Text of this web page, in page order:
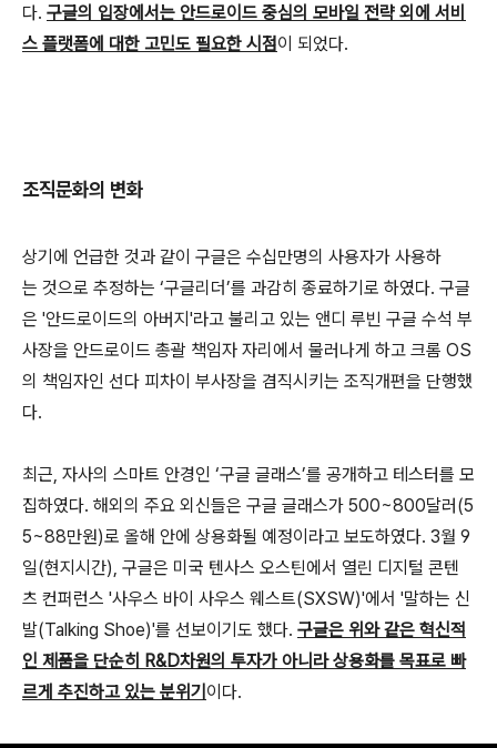
다. 구글의 입장에서는 안드로이드 중심의 모바일 전략 외에 서비
스 플랫폼에 대한 고민도 필요한 시점이 되었다.
조직문화의 변화
상기에 언급한 것과 같이 구글은 수십만명의 사용자가 사용하
는 것으로 추정하는 ‘구글리더’를 과감히 종료하기로 하였다. 구글
은 '안드로이드의 아버지'라고 불리고 있는 앤디 루빈 구글 수석 부
사장을 안드로이드 총괄 책임자 자리에서 물러나게 하고 크롬 OS
의 책임자인 선다 피차이 부사장을 겸직시키는 조직개편을 단행했
다.
최근, 자사의 스마트 안경인 ‘구글 글래스’를 공개하고 테스터를 모
집하였다. 해외의 주요 외신들은 구글 글래스가 500~800달러(5
5~88만원)로 올해 안에 상용화될 예정이라고 보도하였다. 3월 9
일(현지시간), 구글은 미국 텐사스 오스틴에서 열린 디지털 콘텐
츠 컨퍼런스 '사우스 바이 사우스 웨스트(SXSW)'에서 '말하는 신
발(Talking Shoe)'를 선보이기도 했다. 구글은 위와 같은 혁신적
인 제품을 단순히 R&D차원의 투자가 아니라 상용화를 목표로 빠
르게 추진하고 있는 분위기 이다.